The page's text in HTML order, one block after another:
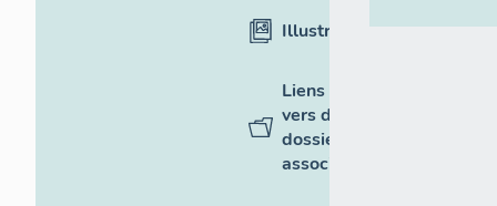
Illustrations
Liens
vers des
dossiers
associés